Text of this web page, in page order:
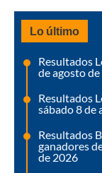
Lo último
Resultados
de agosto
Resultados
sábado 8 de
Resultados
ganadores
de 2026